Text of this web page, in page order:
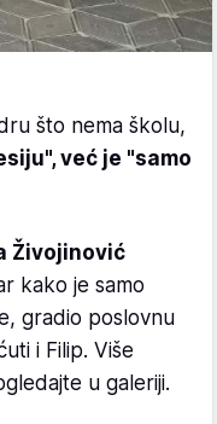
što nema školu,
već je "samo
Živojinović
kako je samo
gradio poslovnu
i Filip. Više
u galeriji.